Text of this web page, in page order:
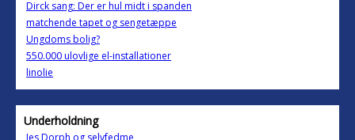
Dirck sang: Der er hul midt i spanden
matchende tapet og sengetæppe
Ungdoms bolig?
550.000 ulovlige el-installationer
linolie
Underholdning
Jes Dorph og selvfedme